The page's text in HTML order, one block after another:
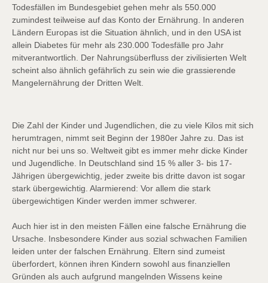
Todesfällen im Bundesgebiet gehen mehr als 550.000
zumindest teilweise auf das Konto der Ernährung. In anderen
Ländern Europas ist die Situation ähnlich, und in den USA ist
allein Diabetes für mehr als 230.000 Todesfälle pro Jahr
mitverantwortlich. Der Nahrungsüberfluss der zivilisierten Welt
scheint also ähnlich gefährlich zu sein wie die grassierende
Mangelernährung der Dritten Welt.
Die Zahl der Kinder und Jugendlichen, die zu viele Kilos mit sich
herumtragen, nimmt seit Beginn der 1980er Jahre zu. Das ist
nicht nur bei uns so. Weltweit gibt es immer mehr dicke Kinder
und Jugendliche. In Deutschland sind 15 % aller 3- bis 17-
Jährigen übergewichtig, jeder zweite bis dritte davon ist sogar
stark übergewichtig. Alarmierend: Vor allem die stark
übergewichtigen Kinder werden immer schwerer.
Auch hier ist in den meisten Fällen eine falsche Ernährung die
Ursache. Insbesondere Kinder aus sozial schwachen Familien
leiden unter der falschen Ernährung. Eltern sind zumeist
überfordert, können ihren Kindern sowohl aus finanziellen
Gründen als auch aufgrund mangelnden Wissens keine